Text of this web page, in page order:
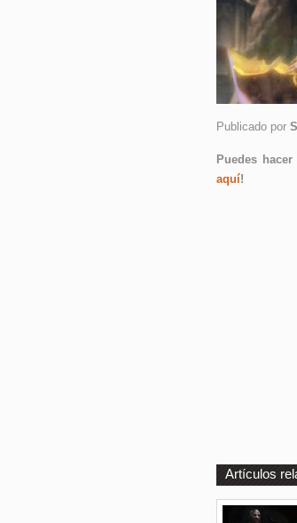
Publicado por
Puedes hacer
aquí!
Artículos